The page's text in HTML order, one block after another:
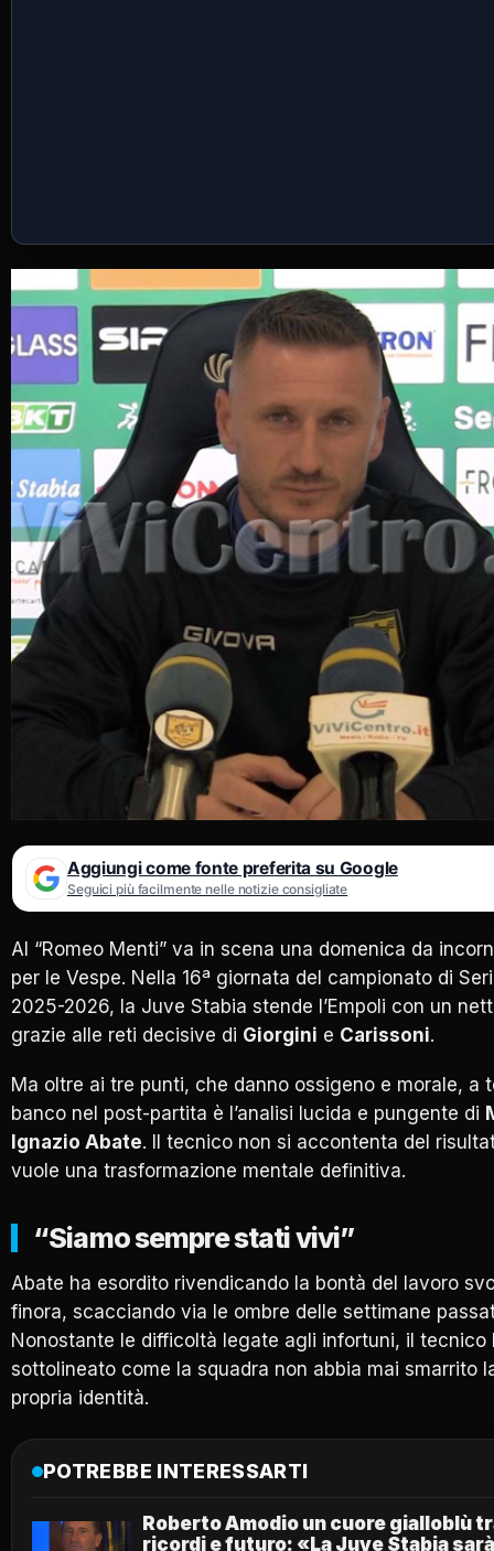
Aggiungi come fonte preferita su Google
Seguici più facilmente nelle notizie consigliate
Al “Romeo Menti” va in scena una domenica da
per le Vespe. Nella 16ª giornata del campionato di
2025-2026, la Juve Stabia stende l’Empoli con un
grazie alle reti decisive di Giorgini e Carissoni.
Ma oltre ai tre punti, che danno ossigeno e morale, a
banco nel post-partita è l’analisi lucida e pungente di
Ignazio Abate. Il tecnico non si accontenta del
vuole una trasformazione mentale definitiva.
“Siamo sempre stati vivi”
Abate ha esordito rivendicando la bontà del lavoro
finora, scacciando via le ombre delle settimane
Nonostante le difficoltà legate agli infortuni, il tecnico
sottolineato come la squadra non abbia mai smarrito
propria identità.
POTREBBE INTERESSARTI
Roberto Amodio un cuore gialloblù
ricordi e futuro: «La Juve Stabia sarà